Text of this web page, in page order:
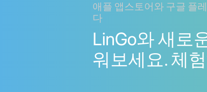
애플 앱스토어와 구글 플
다
LinGo와 새로
워보세요. 체